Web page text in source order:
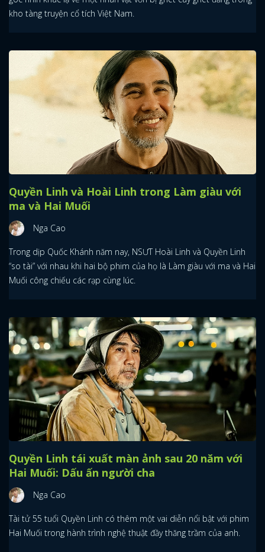
kho tàng truyện cổ tích Việt Nam.
Quyền Linh và Hoài Linh trong Làm giàu với
ma và Hai Muối
Nga Cao
Trong dịp Quốc Khánh năm nay, NSƯT Hoài Linh và Quyền Linh
“so tài” với nhau khi hai bộ phim của họ là Làm giàu với ma và Hai
Muối công chiếu các rạp cùng lúc.
Quyền Linh tái xuất màn ảnh sau 20 năm với
Hai Muối: Dấu ấn người cha
Nga Cao
Tài tử 55 tuổi Quyền Linh có thêm một vai diễn nổi bật với phim
Hai Muối trong hành trình nghệ thuật đầy thăng trầm của anh.